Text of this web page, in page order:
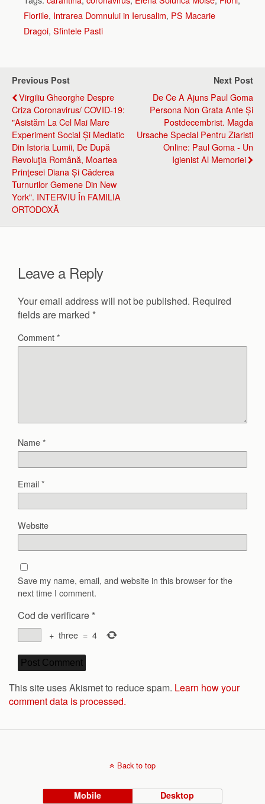
Floriile, Intrarea Domnului in Ierusalim, PS Macarie
Dragoi, Sfintele Pasti
Previous Post
Virgiliu Gheorghe Despre
Criza Coronavirus/ COVID-19:
"Asistăm La Cel Mai Mare
Experiment Social Și Mediatic
Din Istoria Lumii, De După
Revoluţia Română, Moartea
Prinţesei Diana Și Căderea
Turnurilor Gemene Din New
York". INTERVIU În FAMILIA
ORTODOXĂ
Next Post
De Ce A Ajuns Paul Goma
Persona Non Grata Ante Și
Postdecembrist. Magda
Ursache Special Pentru Ziaristi
Online: Paul Goma - Un
Igienist Al Memoriei
Leave a Reply
Your email address will not be published. Required
fields are marked *
Comment*
Name*
Email*
Website
Save my name, email, and website in this browser for the
next time I comment.
Cod de verificare *
+ three = 4
This site uses Akismet to reduce spam. Learn how your
comment data is processed.
Back to top
Mobile Desktop